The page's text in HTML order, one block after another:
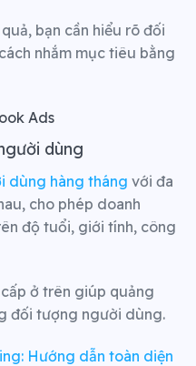
bạn cần hiểu rõ đối
nhắm mục tiêu bằng
Ads
dùng
dùng hàng tháng với đa
cho phép doanh
độ tuổi, giới tính, công
ở trên giúp quảng
đối tượng người dùng.
Hướng dẫn toàn diện